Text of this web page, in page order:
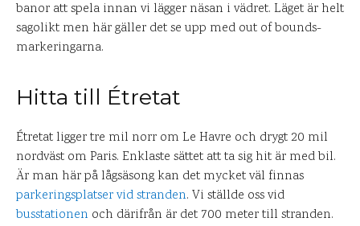
banor att spela innan vi lägger näsan i vädret. Läget är helt
sagolikt men här gäller det se upp med out of bounds-
markeringarna.
Hitta till Étretat
Étretat ligger tre mil norr om Le Havre och drygt 20 mil
nordväst om Paris. Enklaste sättet att ta sig hit är med bil.
Är man här på lågsäsong kan det mycket väl finnas
parkeringsplatser vid stranden. Vi ställde oss vid
busstationen och därifrån är det 700 meter till stranden.